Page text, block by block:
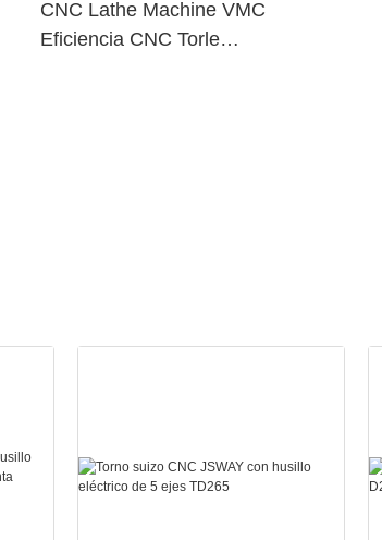
CNC Lathe Machine VMC
Eficiencia CNC Torle